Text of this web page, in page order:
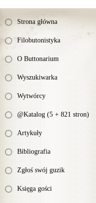
Strona główna
Filobutonistyka
O Buttonarium
Wyszukiwarka
Wytwórcy
@Katalog (5 + 821 stron)
Artykuły
Bibliografia
Zgłoś swój guzik
Księga gości